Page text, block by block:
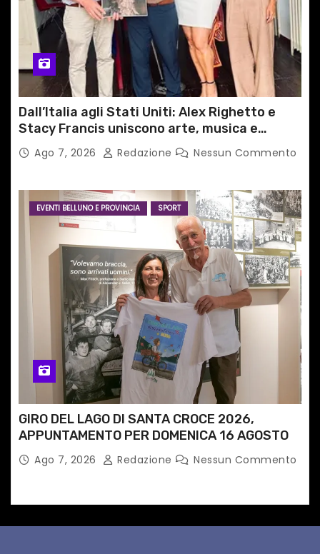
Dall’Italia agli Stati Uniti: Alex Righetto e
Stacy Francis uniscono arte, musica e
tecnologia in un nuovo progetto
internazionale”
Ago 7, 2026 Redazione Nessun Commento
EVENTI BELLUNO E PROVINCIA SPORT
GIRO DEL LAGO DI SANTA CROCE 2026,
APPUNTAMENTO PER DOMENICA 16 AGOSTO
Ago 7, 2026 Redazione Nessun Commento